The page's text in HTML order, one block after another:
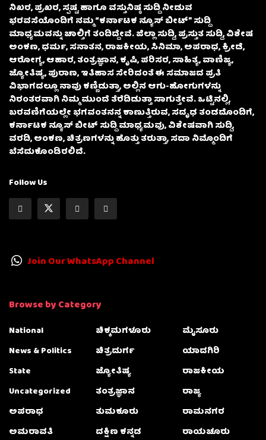
ನಿಖರ, ಪ್ರಖರ, ಸ್ಪಷ್ಟ ಹಾಗೂ ವಸ್ತುನಿಷ್ಠ ಸುದ್ದಿ ನೀಡುವ
ಭರವಸೆಯೊಂದಿಗೆ ನಮ್ಮ “ಕರ್ನಾಟಕ ನ್ಯೂಸ್ ಬೀಟ್” ಸುದ್ದಿ
ಮಾಧ್ಯಮವನ್ನು ಚಾಲ್ತಿಗೆ ತಂದಿದ್ದೇವೆ. ಜಿಲ್ಲಾ ಸುದ್ದಿ, ಪ್ರಸ್ತುತ ಸುದ್ದಿ, ವಿಶೇಷ
ಅಂಕಣ, ಧರ್ಮ, ಸನಾತನ, ರಾಜಕೀಯ, ಸಿನಿಮಾ, ಅಪರಾಧ, ಕ್ರೀಡೆ,
ಆರೋಗ್ಯ, ಆಹಾರ, ತಂತ್ರಜ್ಞಾನ, ಕೃಷಿ, ಪರಿಸರ, ಸಾಹಿತ್ಯ, ವಾಣಿಜ್ಯ,
ಜ್ಯೋತಿಷ್ಯ, ಪುರಾಣ, ಇತಿಹಾಸ ಸೇರಿದಂತೆ ಈ ಸಮಾಜದ ಪ್ರತಿ
ವಿಭಾಗದಲ್ಲೂ ನಾವು ಕಣ್ಣಿಡುತ್ತಾ, ಅಲ್ಲಿನ ಆಗು-ಹೋಗುಗಳನ್ನು
ನಿರಂತರವಾಗಿ ನಿಮ್ಮ ಮುಂದೆ ತೆರೆದಿಡುತ್ತಾ ಸಾಗುತ್ತೇವೆ. ಒಟ್ಟಿನಲ್ಲಿ,
ಬರವಣಿಗೆಯಲ್ಲೇ ಭಗವಂತನನ್ನ ಕಾಣುತ್ತಿರುವ, ಸದೃಢ ತಂಡದೊಂದಿಗೆ,
ಕರ್ನಾಟಕ ನ್ಯೂಸ್ ಬೀಟ್ ಸುದ್ದಿ ಮಾಧ್ಯಮವು, ವಿಶೇಷವಾಗಿ ಸುದ್ದಿ,
ವರದಿ, ಅಂಕಣ, ಚಿತ್ರಣಗಳನ್ನು ಹೊತ್ತು ತರುತ್ತಾ, ಸದಾ ನಿಮ್ಮೊಂದಿಗೆ
ಬೆಸೆದುಕೊಂಡಿರಲಿದೆ.
Follow Us
Join Our WhatsApp Channel
Browse by Category
National
News & Politics
State
Uncategorized
ಅಪರಾಧ
ಅಮರಾವತಿ
ಚಿಕ್ಕಮಗಳೂರು
ಚಿತ್ರದುರ್ಗ
ಜ್ಯೋತಿಷ್ಯ
ತಂತ್ರಜ್ಞಾನ
ತುಮಕೂರು
ದಕ್ಷಿಣ ಕನ್ನಡ
ಮೈಸೂರು
ಯಾದಗಿರಿ
ರಾಜಕೀಯ
ರಾಜ್ಯ
ರಾಮನಗರ
ರಾಯಚೂರು